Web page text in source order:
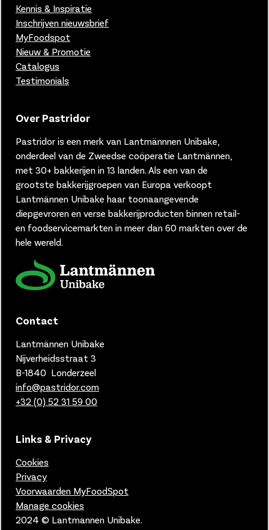
Kennis & Inspiratie
Inschrijven nieuwsbrief
MyFoodspot
Nieuw & Promotie
Catalogus
Testimonials
Over Pastridor
Pastridor is een merk van Lantmännnen Unibake,
onderdeel van de Zweedse coöperatie Lantmännen,
met 30+ bakkerijen in 13 landen. Als een van de
grootste bakkerijgroepen van Europa verkoopt
Lantmännen Unibake haar toonaangevende
diepgevroren en verse bakkerijproducten binnen retail-
en foodservicemarkten in meer dan 60 markten over de
hele wereld.
Contact
Lantmännen Unibake
Nijverheidsstraat 3
B-1840 Londerzeel
info@pastridor.com
+32 (0) 52 31 59 00
Links & Privacy
Cookies
Privacy
Voorwaarden MyFoodSpot
Manage cookies
2024 © Lantmannen Unibake.